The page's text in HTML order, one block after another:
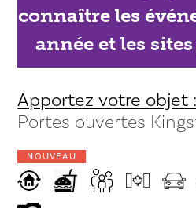
connaître les
année et les
Apportez votre objet
Portes ouvertes
NOUVEAU